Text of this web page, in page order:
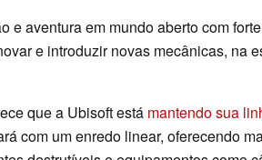
e aventura em mundo aberto com
e introduzir novas mecânicas, na
que a Ubisoft está mantendo sua
com um enredo linear, oferecendo